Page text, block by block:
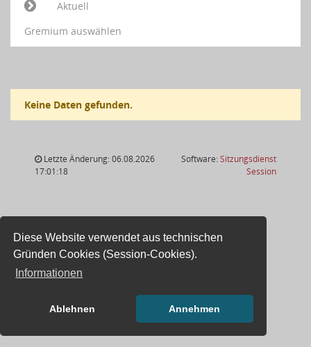
Diese Website verwendet aus technischen
Gründen Cookies (Session-Cookies).
Informationen
Ablehnen Annehmen
Aktuell
Gremium auswählen
Keine Daten gefunden.
Letzte Änderung: 06.08.2026
17:01:18
Software:Sitzungsdienst
Session(Wird in